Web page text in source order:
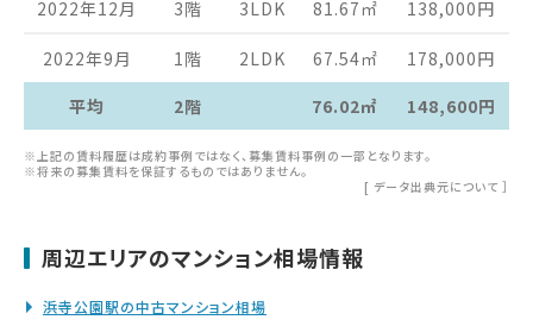
2022年12月 3階 3LDK 81.67 ㎡ 138,000円
2022年9月 1階 2LDK 67.54㎡ 178,000円
平均
2階 76.02㎡ 148,600円
※上記の賃料履歴は成約事例ではなく、募集賃料事例の一部となります。
※将来の募集賃料を保証するものではありません。
[ データ出典元について ］
周辺エリアのマンション相場情報
浜寺公園駅の中古マンション相場